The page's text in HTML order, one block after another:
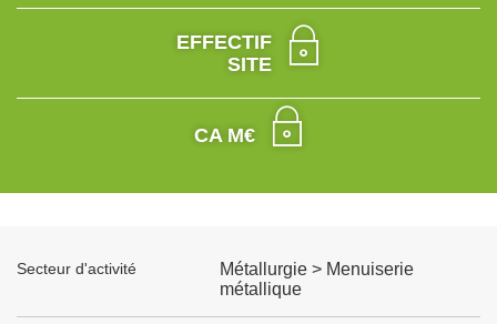
EFFECTIF
SITE
CA M€
Secteur d'activité
Métallurgie > Menuiserie
métallique